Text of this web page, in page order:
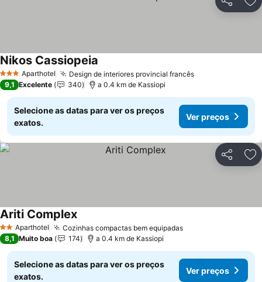
Partilhar
3 EstrelasAparthotel Design de interiores provincial francês
Nikos Cassiopeia
9,1 Excelente 340 a 0.4 km de Kassiopi
Selecione as datas para ver os preços
exatos.
Ver preços
Partilhar
2 EstrelasAparthotel Cozinhas compactas bem equipadas
Ariti Complex
8,1 Muito boa 174 a 0.4 km de Kassiopi
Selecione as datas para ver os preços
exatos.
Ver preços